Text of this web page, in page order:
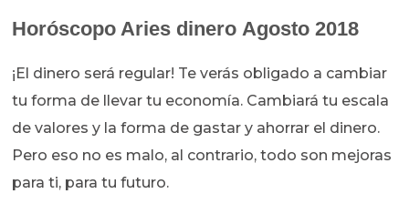
Horóscopo Aries dinero Agosto 2018
¡El dinero será regular! Te verás obligado a cambiar
tu forma de llevar tu economía. Cambiará tu escala
de valores y la forma de gastar y ahorrar el dinero.
Pero eso no es malo, al contrario, todo son mejoras
para ti, para tu futuro.